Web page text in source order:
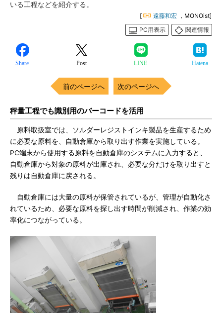
いる工程などを紹介する。
[ 遠藤和宏 ，MONOist]
PC用表示
関連情報
Share Post LINE Hatena
前のページへ 次のページへ
秤量工程でも識別用のバーコードを活用
原料取扱室では、ソルダーレジストインキ製品を生産するため
に必要な原料を、自動倉庫から取り出す作業を実施している。
PC端末から使用する原料を自動倉庫のシステムに入力すると、
自動倉庫から対象の原料が出庫され、必要な分だけを取り出すと
残りは自動倉庫に戻される。
自動倉庫には大量の原料が保管されているが、管理が自動化さ
れているため、必要な原料を探し出す時間が削減され、作業の効
率化につながっている。